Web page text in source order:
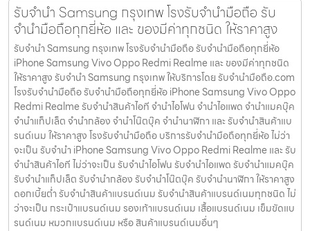
รับจำนำ Samsung กรุงเทพ โรงรับจำนำมือถือ รับ
จำนำมือถือทุกยี่ห้อ และ ของมีค่าทุกชนิด ให้ราคาสูง
รับจำนำ Samsung กรุงเทพ โรงรับจำนำมือถือ รับจำนำมือถือทุกยี่ห้อ
iPhone Samsung Vivo Oppo Redmi Realme และ ของมีค่าทุกชนิด
ให้ราคาสูง รับจำนำ Samsung กรุงเทพ ให้บริการโดย รับจํานํามือถือ.com
โรงรับจำนำมือถือ รับจำนำมือถือทุกยี่ห้อ iPhone Samsung Vivo Oppo
Redmi Realme รับจำนำสินค้าไอที จำนำไอโฟน จำนำไอแพด จำนำแมคบุ๊ค
จำนำแท็ปเล็ต จำนำกล้อง จำนำโน๊ตบุ๊ค จำนำนาฬิกา และ รับจำนำสินค้าแบ
รนด์เนม ให้ราคาสูง โรงรับจำนำมือถือ บริการรับจำนำมือถือทุกยี่ห้อ ไม่ว่า
จะเป็น รับจำนำ iPhone Samsung Vivo Oppo Redmi Realme และ รับ
จำนำสินค้าไอที ไม่ว่าจะเป็น รับจำนำไอโฟน รับจำนำไอแพด รับจำนำแมคบุ๊ค
รับจำนำแท็ปเล็ต รับจำนำกล้อง รับจำนำโน๊ตบุ๊ค รับจำนำนาฬิกา ให้ราคาสูง
ดอกเบี้ยต่ำ รับจำนำสินค้าแบรนด์เนม รับจำนำสินค้าแบรนด์เนมทุกชนิด ไม่
ว่าจะเป็น กระเป๋าแบรนด์เนม รองเท้าแบรนด์เนม เสื้อแบรนด์เนม เข็มขัดแบ
รนด์เนม หมวกแบรนด์เนม หรือ สินค้าแบรนด์เนมอื่นๆ